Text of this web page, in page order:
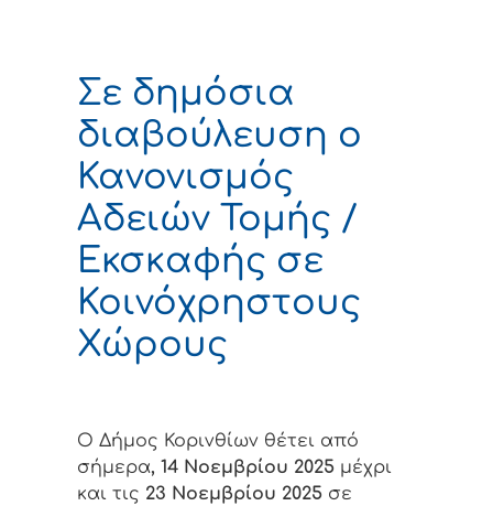
Σε δημόσια
διαβούλευση ο
Κανονισμός
Αδειών Τομής /
Εκσκαφής σε
Κοινόχρηστους
Χώρους
Ο Δήμος Κορινθίων θέτει από
σήμερα, 14 Νοεμβρίου 2025 μέχρι
και τις 23 Νοεμβρίου 2025 σε